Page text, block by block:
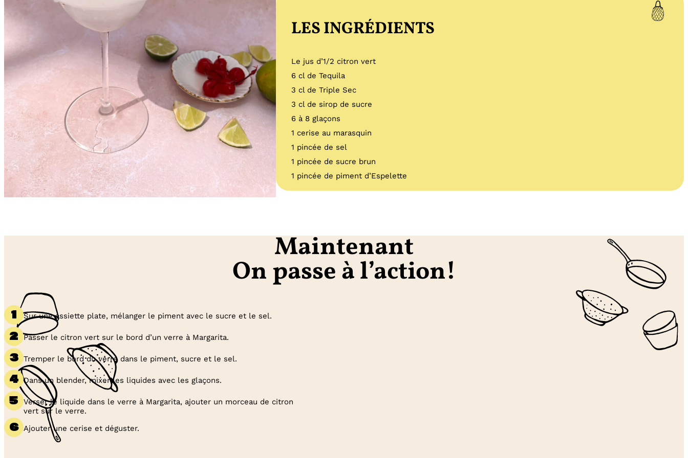
LES INGRÉDIENTS
Le jus d’1/2 citron vert
6 cl de Tequila
3 cl de Triple Sec
3 cl de sirop de sucre
6 à 8 glaçons
1 cerise au marasquin
1 pincée de sel
1 pincée de sucre brun
1 pincée de piment d’Espelette
Maintenant
On passe à l’action!
Sur une assiette plate, mélanger le piment avec le sucre et le sel.
Passer le citron vert sur le bord d’un verre à Margarita.
Tremper le bord du verre dans le piment, sucre et le sel.
Dans un blender, mixer les liquides avec les glaçons.
Verser le liquide dans le verre à Margarita, ajouter un morceau de citron
vert sur le verre.
Ajouter une cerise et déguster.